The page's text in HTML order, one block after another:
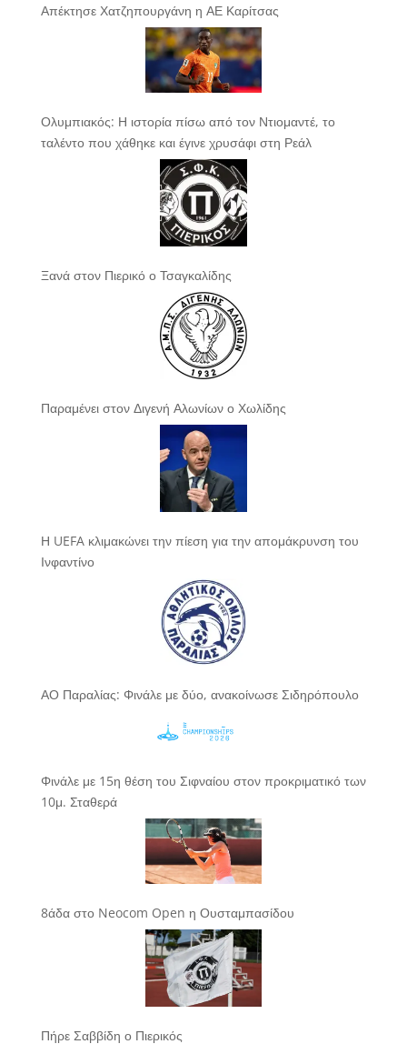
Απέκτησε Χατζηπουργάνη η ΑΕ Καρίτσας
Ολυμπιακός: Η ιστορία πίσω από τον Ντιομαντέ, το
ταλέντο που χάθηκε και έγινε χρυσάφι στη Ρεάλ
Ξανά στον Πιερικό ο Τσαγκαλίδης
Παραμένει στον Διγενή Αλωνίων ο Χωλίδης
Η UEFA κλιμακώνει την πίεση για την απομάκρυνση του
Ινφαντίνο
ΑΟ Παραλίας: Φινάλε με δύο, ανακοίνωσε Σιδηρόπουλο
Φινάλε με 15η θέση του Σιφναίου στον προκριματικό των
10μ. Σταθερά
8άδα στο Neocom Open η Ουσταμπασίδου
Πήρε Σαββίδη ο Πιερικός